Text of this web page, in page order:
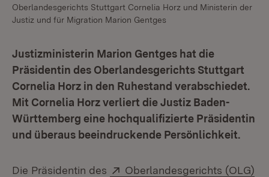
Oberlandesgerichts Stuttgart Cornelia Horz und Ministerin der
Justiz und für Migration Marion Gentges
Justizministerin Marion Gentges hat die
Präsidentin des Oberlandesgerichts Stuttgart
Cornelia Horz in den Ruhestand verabschiedet.
Mit Cornelia Horz verliert die Justiz Baden-
Württemberg eine hochqualifizierte Präsidentin
und überaus beeindruckende Persönlichkeit.
Die Präsidentin des Extern:
Oberlandesgerichts (OLG)